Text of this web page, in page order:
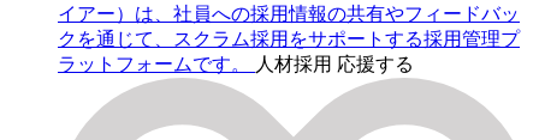
イアー）は、社員への採用情報の共有やフィードバッ
クを通じて、スクラム採用をサポートする採用管理プ
ラットフォームです。
人材採用 応援する